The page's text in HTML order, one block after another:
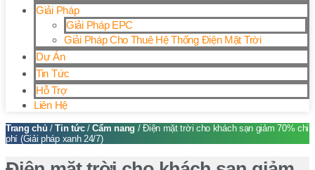
Giải Pháp
Giải Pháp EPC
Giải Pháp Cho Thuê Hệ Thống Điện Mặt Trời
Dự Án
Tin Tức
Hỗ Trợ
Liên Hệ
Trang chủ /Tin tức/Cẩm nang / Điện mặt trời cho khách sạn giảm 70% chi
phí (Giải pháp xanh 24/7)